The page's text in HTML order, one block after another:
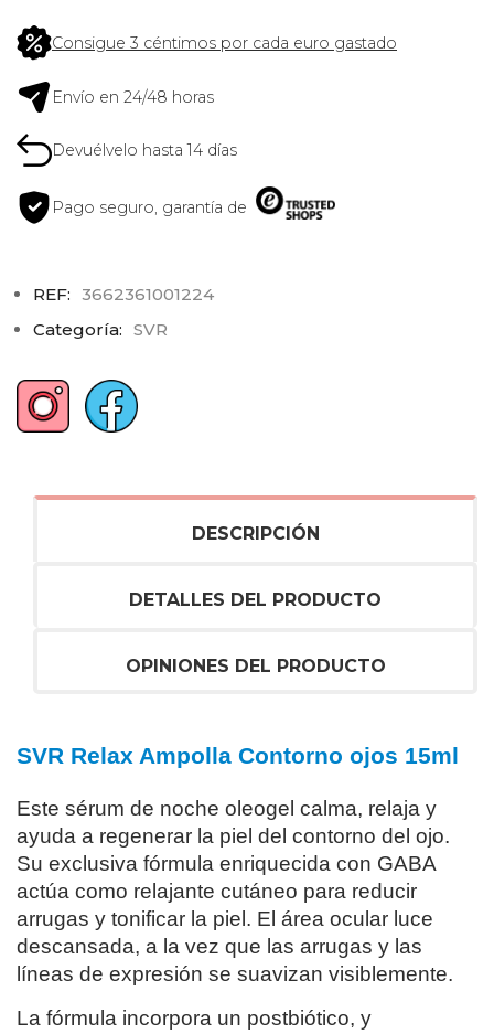
Consigue 3 céntimos por cada euro gastado
Envío en 24/48 horas
Devuélvelo hasta 14 días
Pago seguro, garantía de
REF: 3662361001224
Categoría: SVR
DESCRIPCIÓN
DETALLES DEL PRODUCTO
OPINIONES DEL PRODUCTO
SVR Relax Ampolla Contorno ojos 15ml
Este sérum de noche oleogel calma, relaja y
ayuda a regenerar la piel del contorno del ojo.
Su exclusiva fórmula enriquecida con GABA
actúa como relajante cutáneo para reducir
arrugas y tonificar la piel. El área ocular luce
descansada, a la vez que las arrugas y las
líneas de expresión se suavizan visiblemente.
La fórmula incorpora un postbiótico, y